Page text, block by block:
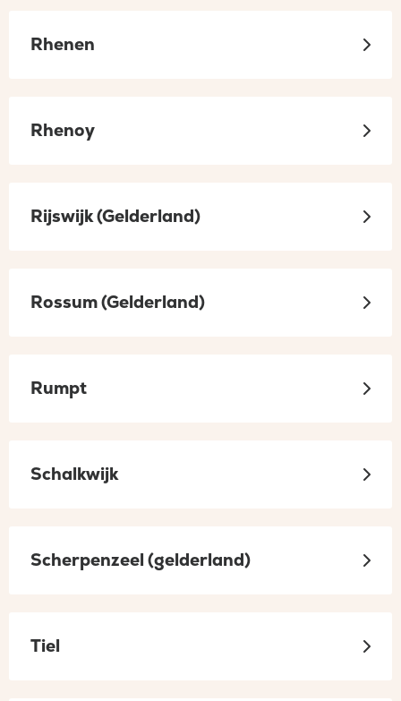
Rhenen
Rhenoy
Rijswijk (Gelderland)
Rossum (Gelderland)
Rumpt
Schalkwijk
Scherpenzeel (gelderland)
Tiel